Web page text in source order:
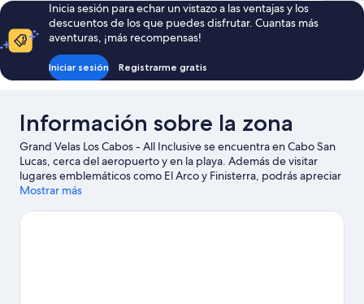
de
483 €
Inicia sesión para echar un vistazo a las ventajas y los
descuentos de los que puedes disfrutar. Cuantas más
aventuras, ¡más recompensas!
Iniciar sesión Registrarme gratis
Información sobre la zona
Grand Velas Los Cabos - All Inclusive se encuentra en Cabo San
Lucas, cerca del aeropuerto y en la playa. Además de visitar
lugares emblemáticos como El Arco y Finisterra, podrás apreciar
la belleza natural de Playa Chileno o Playa Palmilla. ¿Viajas con
disfrutar de un evento especial, consulta el calendario de
Mostrar más